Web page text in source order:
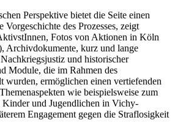
Perspektive bietet die Seite einen
des Prozesses, zeigt
Fotos von Aktionen in Köln
Archivdokumente, kurz und lange
und historischer
Module, die im Rahmen des
wurden, ermöglichen einen vertiefenden
wie beispielsweise zum
Kinder und Jugendlichen in Vichy-
Engagement gegen die Straflosigkeit